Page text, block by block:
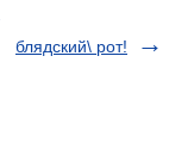
блядский\ рот!